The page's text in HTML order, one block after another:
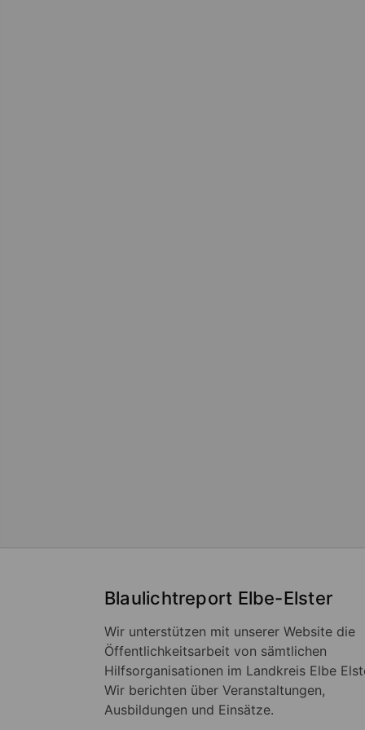
Blaulichtreport Elbe-Elster
Wir unterstützen mit unserer Website die
Öffentlichkeitsarbeit von sämtlichen
Hilfsorganisationen im Landkreis Elbe
Wir berichten über Veranstaltungen,
Ausbildungen und Einsätze.